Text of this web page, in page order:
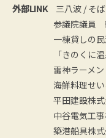
外部LINK
三八波 / そ
参議院議員
一棟貸しの
「きのくに
雷神ラーメン
海鮮料理せ
平田建設株
中谷電気工
築港船具株